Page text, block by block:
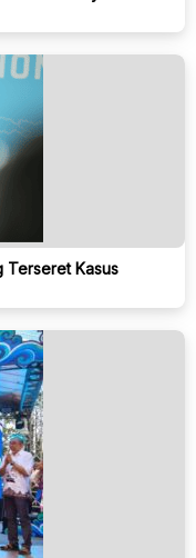
Terseret Kasus